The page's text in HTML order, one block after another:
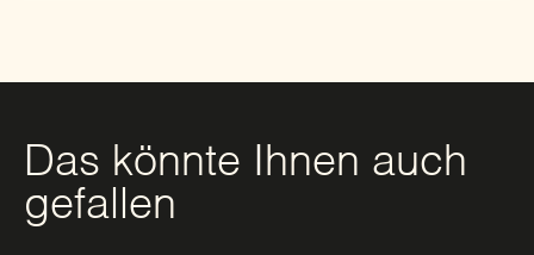
Das könnte Ihnen auch
gefallen